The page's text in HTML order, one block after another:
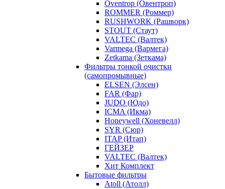
Oventrop (Овентроп)
ROMMER (Роммер)
RUSHWORK (Рашворк)
STOUT (Стаут)
VALTEC (Валтек)
Varmega (Вармега)
Zetkama (Зеткама)
Фильтры тонкой очистки
(самопромывные)
ELSEN (Элсен)
FAR (Фар)
JUDO (Юдо)
ICMA (Икма)
Honeywell (Хоневелл)
SYR (Сюр)
ITAP (Итап)
ГЕЙЗЕР
VALTEC (Валтек)
Хит Комплект
Бытовые фильтры
Atoll (Атолл)